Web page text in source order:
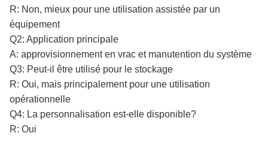
R: Non, mieux pour une utilisation assistée par un
équipement
Q2: Application principale
A: approvisionnement en vrac et manutention du système
Q3: Peut-il être utilisé pour le stockage
R: Oui, mais principalement pour une utilisation
opérationnelle
Q4: La personnalisation est-elle disponible?
R: Oui